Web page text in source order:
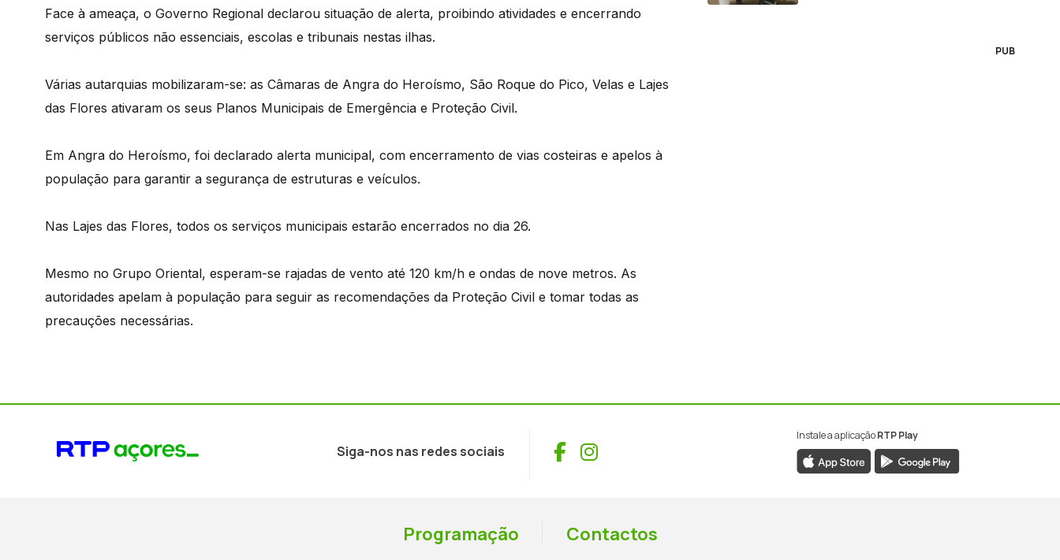
Face à ameaça, o Governo Regional declarou situação de alerta, proibindo atividades e encerrando
serviços públicos não essenciais, escolas e tribunais nestas ilhas.
Várias autarquias mobilizaram-se: as Câmaras de Angra do Heroísmo, São Roque do Pico, Velas e Lajes
das Flores ativaram os seus Planos Municipais de Emergência e Proteção Civil.
Em Angra do Heroísmo, foi declarado alerta municipal, com encerramento de vias costeiras e apelos à
população para garantir a segurança de estruturas e veículos.
Nas Lajes das Flores, todos os serviços municipais estarão encerrados no dia 26.
Mesmo no Grupo Oriental, esperam-se rajadas de vento até 120 km/h e ondas de nove metros. As
autoridades apelam à população para seguir as recomendações da Proteção Civil e tomar todas as
precauções necessárias.
PUB
Siga-nos nas redes sociais Facebook
Instagram
Instale a aplicaçãoRTP Play
Programação Contactos